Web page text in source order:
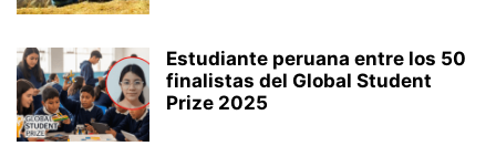
Estudiante peruana entre los 50
finalistas del Global Student
Prize 2025